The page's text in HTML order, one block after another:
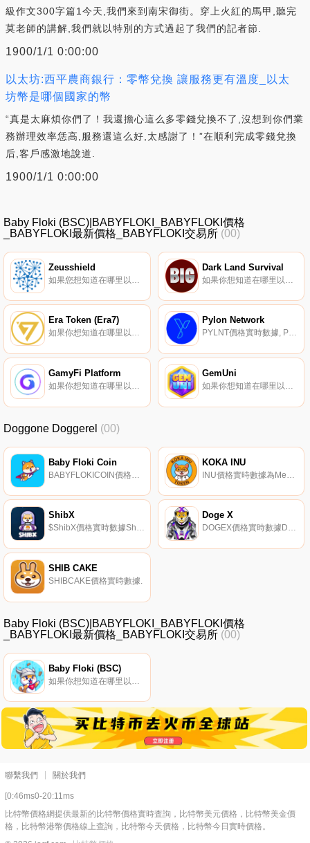
級作文300字篇1今天,我們來到南宋御街。穿上火紅的馬甲,聽完
莫老師的講解,我們就以特別的方式過起了我們的記者節.
1900/1/1 0:00:00
以太坊:西平農商銀行：零幣兌換 讓服務更有溫度_以太
坊幣是哪個國家的幣
“真是太麻煩你們了！我還擔心這么多零錢兌換不了,沒想到你們業
務辦理效率恁高,服務還這么好,太感謝了！”在順利完成零錢兌換
后,客戶感激地說道.
1900/1/1 0:00:00
Baby Floki (BSC)|BABYFLOKI_BABYFLOKI價格
_BABYFLOKI最新價格_BABYFLOKI交易所 (00)
Zeusshield Dark Land Survival
Era Token (Era7)
如果你想知道在哪里以當前價格購買Era Token (Era7),目前交易{Era Token (Era7)]股票的頂級加密貨幣交易所是LATOKEN、PancakeSwap（V2）和iZiSwap。您可以在我們的加密貨幣交易所頁面上找到其他列表.
Pylon Network
PYLNT價格實時數據, Pylon Network（$PYLNT）由西班牙的一個團隊于2017年7月30日推出,旨在提高分布式資產在能源市場的參與度,以便高效傳輸數據,跟蹤和認證能源來源,并提高客戶參與度,包括提供新的數字能源服務.
GamyFi Platform
如果你想知道在哪里以當前價格購買GamyFi Platform,目前交易{GamyFi Platform]股票的頂級加密貨幣交易所是CoinTiger、MEXC、DODO（以太坊）和HotGFXt。您可以在我們的加密貨幣交易所頁面上找到其他列表.
GemUni
如果你想知道在哪里以當前價格購買GemUni,目前交易{GemUni]股票的頂級加密貨幣交易所是PancakeSwap（V2）。您可以在我們的加密貨幣交易所頁面上找到其他列表.
Doggone Doggerel (00)
Baby Floki Coin KOKA INU
ShibX
$ShibX價格實時數據ShibX（$｛$ShibXnname｝）是一種加密貨幣,在BNB智能鏈（BEP20）平臺上運營。ShibX的當前電源為0。最近已知的ShibX價格為0.00035027美元,在過去24小時內上漲了4.24美元。更多信息請訪問www.shibxbsc.com.
Doge X
DOGEX價格實時數據Doge X是為狗狗幣社區創建的通貨緊縮代幣。一份反映合同,在狗狗幣中獲得15%的獎勵。Doge X還擁有自己的街頭藝術家手工制作的可收藏NFT.
SHIB CAKE
SHIBCAKE價格實時數據.
Baby Floki (BSC)|BABYFLOKI_BABYFLOKI價格
_BABYFLOKI最新價格_BABYFLOKI交易所 (00)
Baby Floki (BSC)
聯繫我們 關於我們
[0:46ms0-20:11ms
比特幣價格網提供最新的比特幣價格實時査詢，比特幣美元價格，比特幣美金價
格，比特幣港幣價格線上查詢，比特幣今天價格，比特幣今日實時價格。